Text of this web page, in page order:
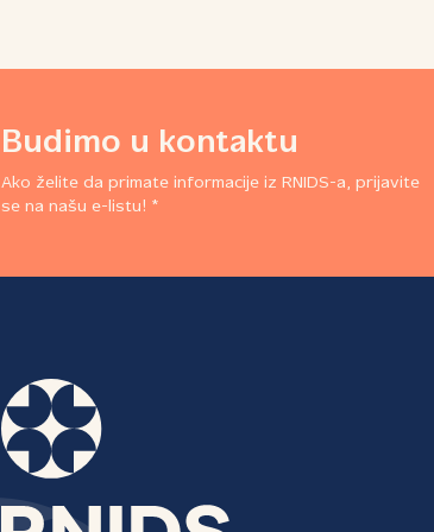
je tokom leta 2020. godine i od tada do
danas su se nizali brojni modeli, a Lokalac je
postao majica koju svi žele da nose. Od
samog početka za dizajn i izradu bio je
Lokalac na internetu je još jedan vid
poglede na svet pronađu, povežu, udruže i
okupe na jedno mesto. Sada Lokalac ima
svoj sajt, asortiman...
Budimo u kontaktu
Ako želite da primate informacije iz RNIDS-a, prijavite
se na našu e-listu! *